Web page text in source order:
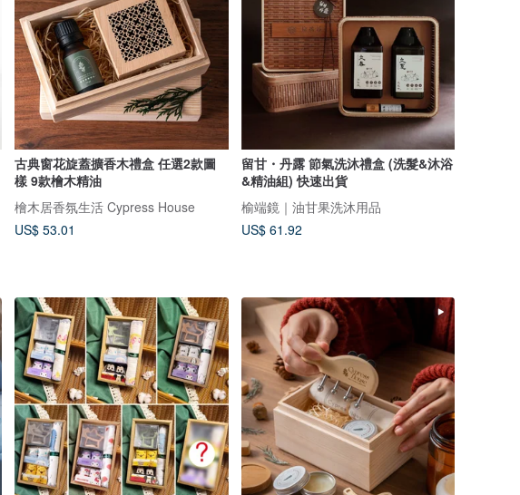
古典窗花旋蓋擴香木禮盒 任選2款圖
樣 9款檜木精油
檜木居香氛生活 Cypress House
US$ 53.01
留甘・丹露 節氣洗沐禮盒 (洗髮&沐浴
&精油組) 快速出貨
榆端鏡｜油甘果洗沐用品
US$ 61.92